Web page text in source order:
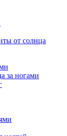
от солнца
за ногами